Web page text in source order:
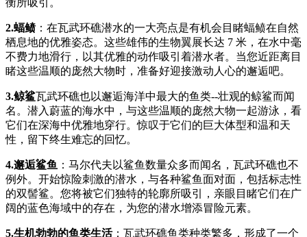
衡所吸引。
2.蝠鲼：在瓦武环礁潜水的一大亮点是有机会目睹蝠鲼在自然
栖息地的优雅姿态。这些雄伟的生物翼展长达 7 米，在水中毫
不费力地滑行，以其优雅的动作吸引着潜水者。当您近距离目
睹这些温顺的庞然大物时，准备好迎接激动人心的邂逅吧。
3.鲸鲨瓦武环礁也以邂逅海洋中最大的鱼类--壮观的鲸鲨而闻
名。潜入蔚蓝的海水中，与这些温顺的庞然大物一起游泳，看
它们在深海中优雅地穿行。惊叹于它们的巨大体型和温和天
性，留下终生难忘的回忆。
4.邂逅鲨鱼 ：马尔代夫以鲨鱼数量众多而闻名，瓦武环礁也不
例外。开始惊险刺激的潜水，与各种鲨鱼面对面，包括标志性
的双髻鲨。您将被它们独特的轮廓所吸引，亲眼目睹它们在广
阔的蓝色海域中的存在，为您的潜水增添冒险元素。
5.生机勃勃的鱼类生活：瓦武环礁鱼类种类繁多，形成了一个